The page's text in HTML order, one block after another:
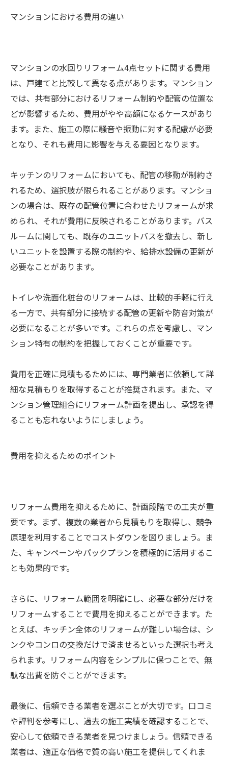
マンションにおける費用の違い
マンションの水回りリフォーム4点セットに関する費用
は、戸建てと比較して異なる点があります。マンション
では、共有部分におけるリフォーム制約や配管の位置な
どが影響するため、費用がやや高額になるケースがあり
ます。また、施工の際に騒音や振動に対する配慮が必要
となり、それも費用に影響を与える要因となります。
キッチンのリフォームにおいても、配管の移動が制約さ
れるため、選択肢が限られることがあります。マンショ
ンの場合は、既存の配管位置に合わせたリフォームが求
められ、それが費用に反映されることがあります。バス
ルームに関しても、既存のユニットバスを撤去し、新し
いユニットを設置する際の制約や、給排水設備の更新が
必要なことがあります。
トイレや洗面化粧台のリフォームは、比較的手軽に行え
る一方で、共有部分に接続する配管の更新や防音対策が
必要になることが多いです。これらの点を考慮し、マン
ション特有の制約を把握しておくことが重要です。
費用を正確に見積もるためには、専門業者に依頼して詳
細な見積もりを取得することが推奨されます。また、マ
ンション管理組合にリフォーム計画を提出し、承認を得
ることも忘れないようにしましょう。
費用を抑えるためのポイント
リフォーム費用を抑えるために、計画段階での工夫が重
要です。まず、複数の業者から見積もりを取得し、競争
原理を利用することでコストダウンを図りましょう。ま
た、キャンペーンやパックプランを積極的に活用するこ
とも効果的です。
さらに、リフォーム範囲を明確にし、必要な部分だけを
リフォームすることで費用を抑えることができます。た
とえば、キッチン全体のリフォームが難しい場合は、シ
ンクやコンロの交換だけで済ませるといった選択も考え
られます。リフォーム内容をシンプルに保つことで、無
駄な出費を防ぐことができます。
最後に、信頼できる業者を選ぶことが大切です。口コミ
や評判を参考にし、過去の施工実績を確認することで、
安心して依頼できる業者を見つけましょう。信頼できる
業者は、適正な価格で質の高い施工を提供してくれま